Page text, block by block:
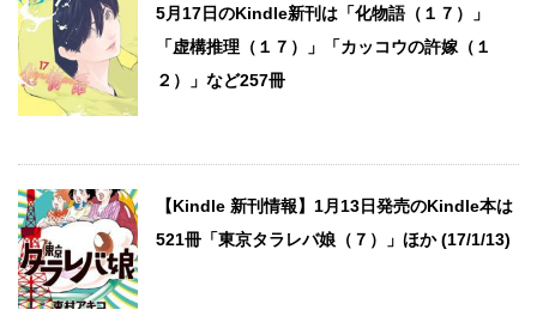
5月17日のKindle新刊は「化物語（１７）」
「虚構推理（１７）」「カッコウの許嫁（１
２）」など257冊
【Kindle 新刊情報】1月13日発売のKindle本は
521冊「東京タラレバ娘（７）」ほか (17/1/13)